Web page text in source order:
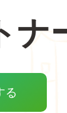
ナ
る